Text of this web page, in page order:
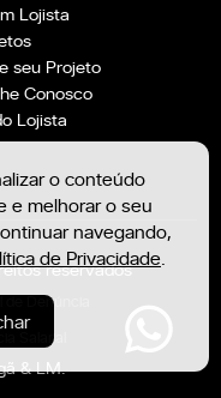
o conteúdo
e melhorar o seu
navegando,
de Privacidade.
Lojista
seu Projeto
Conosco
Lojista
reservados
Denúncia
Salarial
&LM.